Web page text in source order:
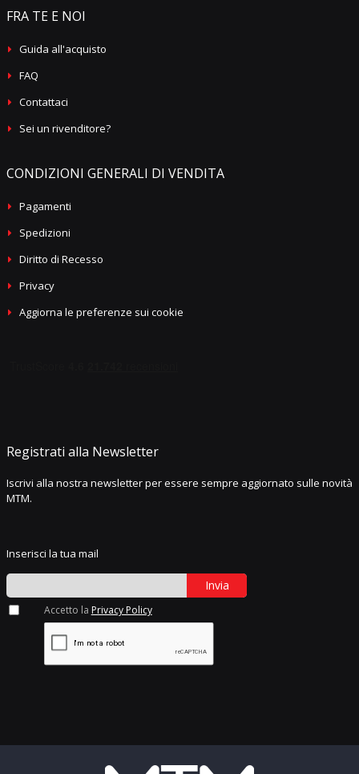
FRA TE E NOI
Guida all'acquisto
FAQ
Contattaci
Sei un rivenditore?
CONDIZIONI GENERALI DI VENDITA
Pagamenti
Spedizioni
Diritto di Recesso
Privacy
Aggiorna le preferenze sui cookie
Registrati alla Newsletter
Iscrivi alla nostra newsletter per essere sempre aggiornato sulle novità
MTM.
Inserisci la tua mail
Invia
Accetto la Privacy Policy